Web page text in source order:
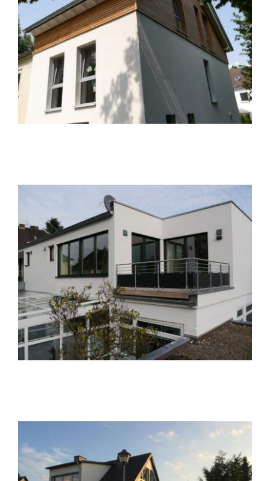
Dachaufstockung D15
Dachausbau D1